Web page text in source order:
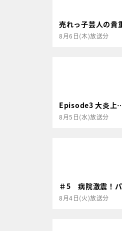
売れっ子芸人の貴
8月6日(木)放送分
Episode3 大炎上
8月5日(水)放送分
＃5 病院激震！
8月4日(火)放送分